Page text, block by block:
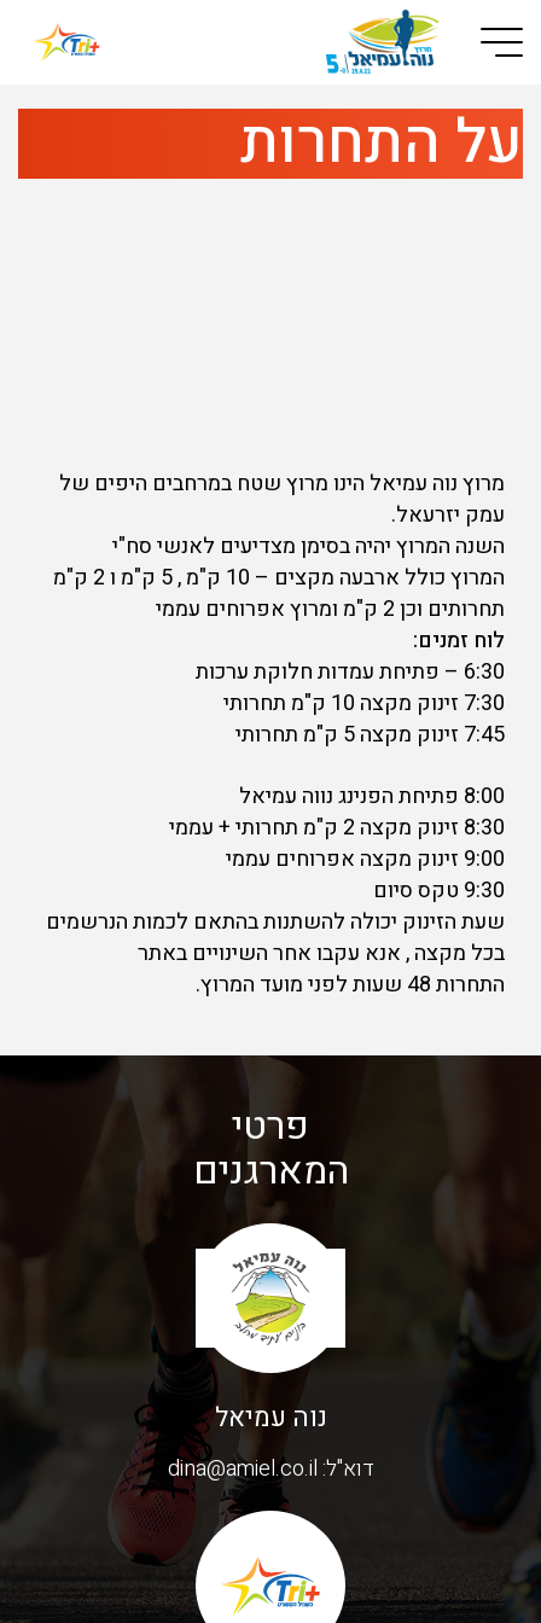
Button used only for devices with a small screen
על התחרות
מרוץ נוה עמיאל הינו מרוץ שטח במרחבים היפים של
עמק יזרעאל.
השנה המרוץ יהיה בסימן מצדיעים לאנשי סח"י
המרוץ כולל ארבעה מקצים – 10 ק"מ , 5 ק"מ ו 2 ק"מ
תחרותים וכן 2 ק"מ ומרוץ אפרוחים עממי
לוח זמנים:
6:30 – פתיחת עמדות חלוקת ערכות
7:30 זינוק מקצה 10 ק"מ תחרותי
7:45 זינוק מקצה 5 ק"מ תחרותי
8:00 פתיחת הפנינג נווה עמיאל
8:30 זינוק מקצה 2 ק"מ תחרותי + עממי
9:00 זינוק מקצה אפרוחים עממי
9:30 טקס סיום
שעת הזינוק יכולה להשתנות בהתאם לכמות הנרשמים
בכל מקצה , אנא עקבו אחר השינויים באתר
התחרות 48 שעות לפני מועד המרוץ.
פרטי
המארגנים
נוה עמיאל
דוא"ל: dina@amiel.co.il